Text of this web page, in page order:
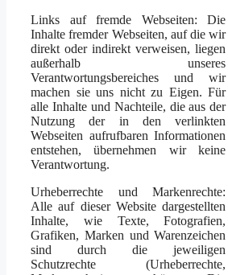
Links auf fremde Webseiten: Die
Inhalte fremder Webseiten, auf die wir
direkt oder indirekt verweisen, liegen
außerhalb unseres
Verantwortungsbereiches und wir
machen sie uns nicht zu Eigen. Für
alle Inhalte und Nachteile, die aus der
Nutzung der in den verlinkten
Webseiten aufrufbaren Informationen
entstehen, übernehmen wir keine
Verantwortung.
Urheberrechte und Markenrechte:
Alle auf dieser Website dargestellten
Inhalte, wie Texte, Fotografien,
Grafiken, Marken und Warenzeichen
sind durch die jeweiligen
Schutzrechte (Urheberrechte,